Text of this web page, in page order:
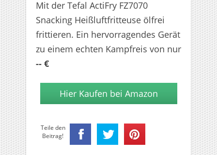
Mit der Tefal ActiFry FZ7070
Snacking Heißluftfritteuse ölfrei
frittieren. Ein hervorragendes Gerät
zu einem echten Kampfreis von nur
-- €
Hier Kaufen bei Amazon
Teile den
Beitrag!